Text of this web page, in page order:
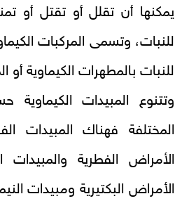
يمكنها أن تقلل أو تقتل أو
للنبات، وتسمى المركبات
للنبات بالمطهرات الكيماوية أو
وتتنوع المبيدات
المختلفة فهناك المبيدات
الأمراض الفطرية
الأمراض البكتيرية ومبيدات